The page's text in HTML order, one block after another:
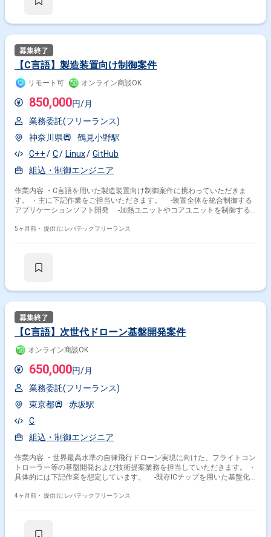
【C言語】製造装置向け制御案件
リモート可 オンライン商談OK
850,000円/月
業務委託(フリーランス)
神奈川県
鶴見小野駅
C++
C Linux
GitHub
組込・制御エンジニア
作業内容 ・C言語を用いた製造装置向け制御案件に携わっていただきま
す。 ・主に下記作業をご担当いただきます。 -装置全体を統合制御する
アプリケーションソフト開発 -加熱ユニットやコアユニットを制御する
態遷移設計やフェールセーフおよびインターロック等の設計と実装 -
5ヶ月前・ 提供元: レバテックフリーランス
【C言語】次世代ドローン基盤開発案件
オンライン商談OK
650,000円/月
業務委託(フリーランス)
東京都
赤坂駅
C
組込・制御エンジニア
作業内容 ・世界最高水準の自律飛行ドローン実現に向けた、フライトコン
トローラー等の基盤開発および技術提案業務を担当していただきます。 ・
具体的には下記作業を想定しています。 -既存ICチップを用いた基盤化
能向上策の提案 -ドローン版OS構築に向けた戦略的フレームワークの設
4ヶ月前・ 提供元: レバテックフリーランス
SQL
MATLAB
その他の職種から探す
サーバーサイドエンジニア
スマホアプリエンジニア